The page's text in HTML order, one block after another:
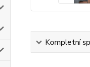
Kompletní